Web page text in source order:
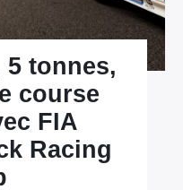
5 tonnes,
course
FIA
Racing